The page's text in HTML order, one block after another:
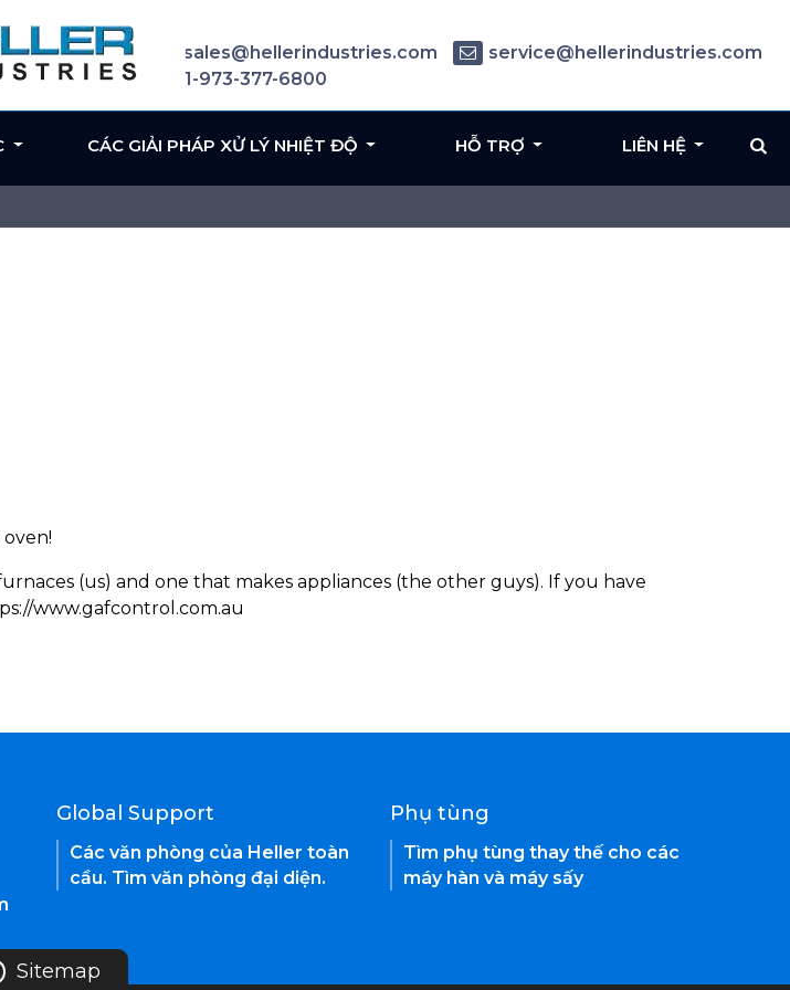
(us) and one that makes appliances (the other guys). If you have
www.gafcontrol.com.au
sales@hellerindustries.com
service@hellerindustries.com
1-973-377-6800
CÁC GIẢI PHÁP XỬ LÝ NHIỆT ĐỘ HỖ TRỢ LIÊN HỆ
Global Support
Các văn phòng của Heller toàn
cầu. Tìm văn phòng đại diện.
Phụ tùng
Tìm phụ tùng thay thế cho các
máy hàn và máy sấy
Sitemap